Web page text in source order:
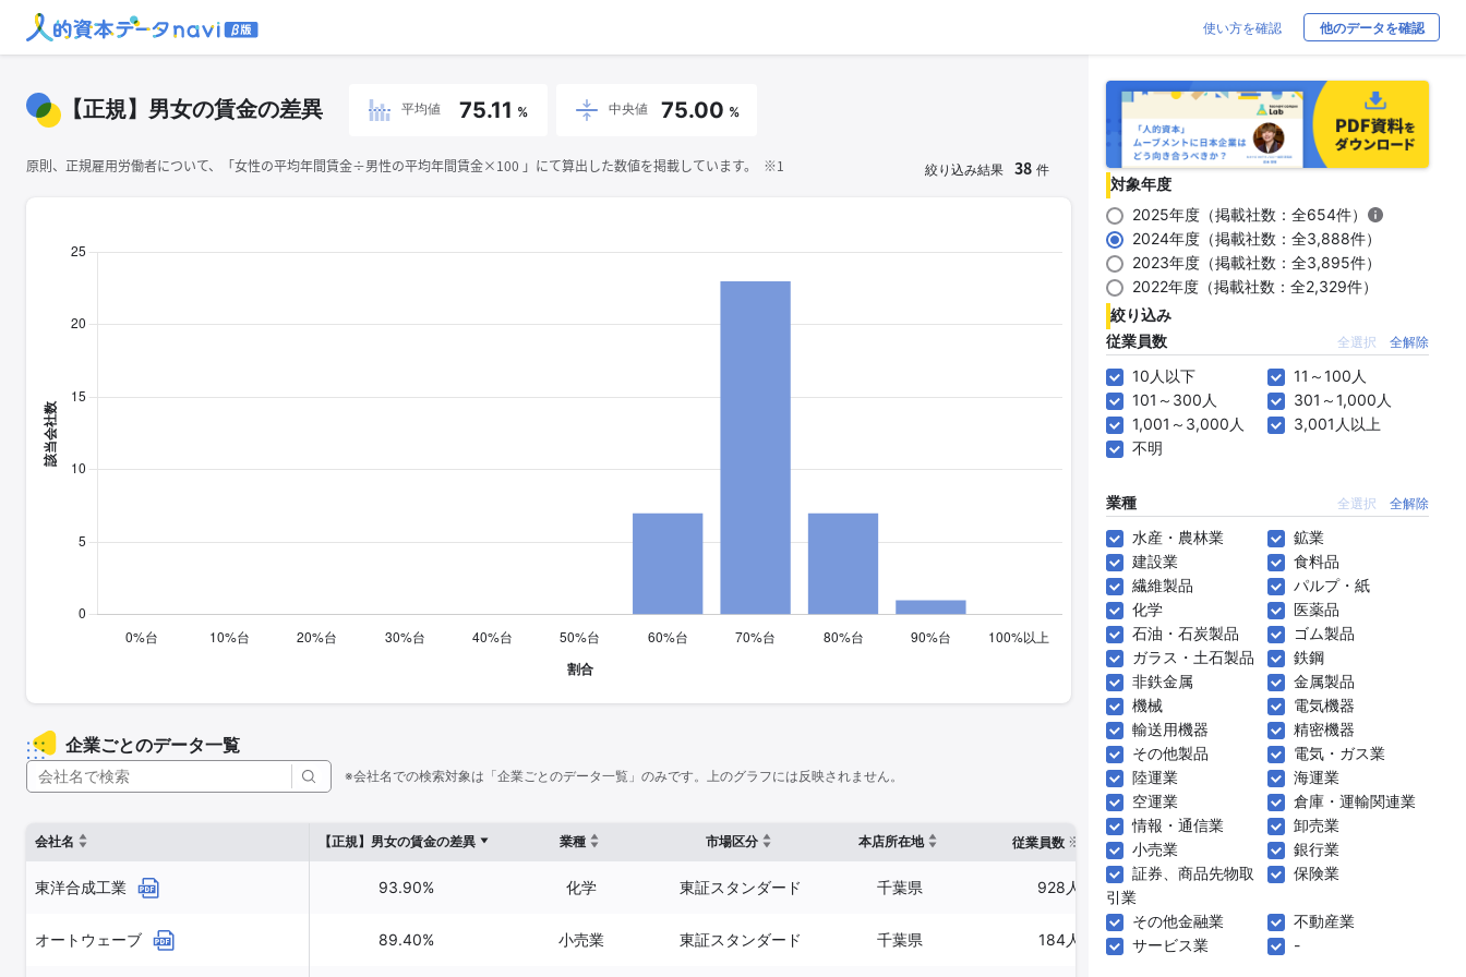
使い方を確認 他のデータを確認
【正規】男女の賃金の差異 平均値 75.11 % 中央値 75.00 %
原則、正規雇用労働者について、「女性の平均年間賃金÷男性の平均年間賃金×100 」にて算出した数値を掲載しています。 ※1 絞り込み結果 38 件
企業ごとのデータ一覧
※会社名での検索対象は「企業ごとのデータ一覧」のみです。上のグラフには反映されません。
会社名 【正規】男女の賃金の差異 業種 市場区分 本店所在地 従業員数 ※1 臨時従業員数 確認した有報締日
東洋合成工業 93.90% 化学 東証スタンダード 千葉県 928人 - 2025年03月31日
オートウェーブ 89.40% 小売業 東証スタンダード 千葉県 184人 86人
対象年度
2025年度（掲載社数：全654件）
2024年度（掲載社数：全3,888件）
2023年度（掲載社数：全3,895件）
2022年度（掲載社数：全2,329件）
絞り込み
従業員数
全選択 全解除
10人以下
11～100人
101～300人
301～1,000人
1,001～3,000人
3,001人以上
不明
業種 全選択 全解除
水産・農林業
鉱業
建設業
食料品
繊維製品
パルプ・紙
化学
医薬品
石油・石炭製品
ゴム製品
ガラス・土石製品
鉄鋼
非鉄金属
金属製品
機械
電気機器
輸送用機器
精密機器
その他製品
電気・ガス業
陸運業
海運業
空運業
倉庫・運輸関連業
情報・通信業
卸売業
小売業
銀行業
証券、商品先物取
引業
保険業
その他金融業
不動産業
サービス業
-